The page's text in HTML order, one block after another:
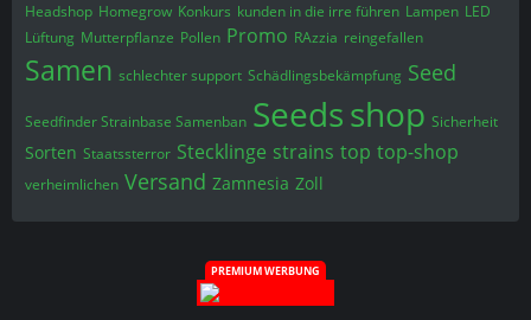
Headshop Homegrow Konkurs kunden in die irre führen Lampen LED
Lüftung Mutterpflanze Pollen Promo RAzzia reingefallen
Samen schlechter support Schädlingsbekämpfung Seed
Seedfinder Strainbase Samenban Seedsshop Sicherheit
Sorten Staatssterror Stecklinge strains top top-shop
verheimlichen Versand Zamnesia Zoll
PREMIUM WERBUNG